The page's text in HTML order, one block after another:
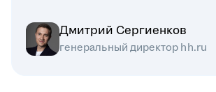
Дмитрий Сергиенков
генеральный директор hh.ru